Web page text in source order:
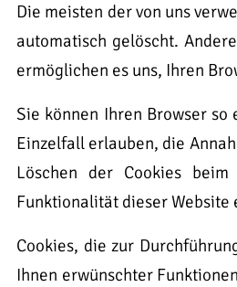
Die meisten der von uns
automatisch gelöscht.
ermöglichen es uns, Ihren
Sie können Ihren Browser
Einzelfall erlauben, die
Löschen der Cookies
Funktionalität dieser Website
Cookies, die zur
Ihnen erwünschter